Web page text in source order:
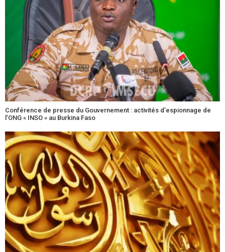
Conférence de presse du Gouvernement : activités d’espionnage de
l’ONG « INSO » au Burkina Faso